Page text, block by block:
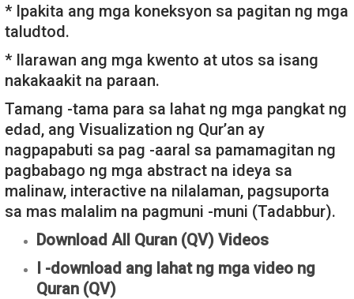
* Ipakita ang mga koneksyon sa pagitan ng mga
taludtod.
* Ilarawan ang mga kwento at utos sa isang
nakakaakit na paraan.
Tamang -tama para sa lahat ng mga pangkat ng
edad, ang Visualization ng Qur’an ay
nagpapabuti sa pag -aaral sa pamamagitan ng
pagbabago ng mga abstract na ideya sa
malinaw, interactive na nilalaman, pagsuporta
sa mas malalim na pagmuni -muni (Tadabbur).
Download All Quran (QV) Videos
I -download ang lahat ng mga video ng
Quran (QV)